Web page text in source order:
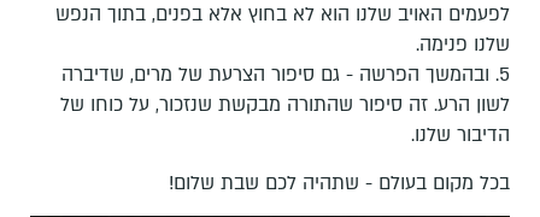
לפעמים האויב שלנו הוא לא בחוץ אלא בפנים, בתוך הנפש
שלנו פנימה.
5. ובהמשך הפרשה - גם סיפור הצרעת של מרים, שדיברה
לשון הרע. זה סיפור שהתורה מבקשת שנזכור, על כוחו של
הדיבור שלנו.
בכל מקום בעולם - שתהיה לכם שבת שלום!